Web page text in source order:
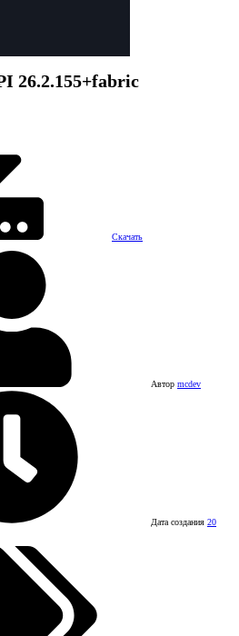
26.2.155+fabric
Скачать
Автор mcdev
Дата создания 20